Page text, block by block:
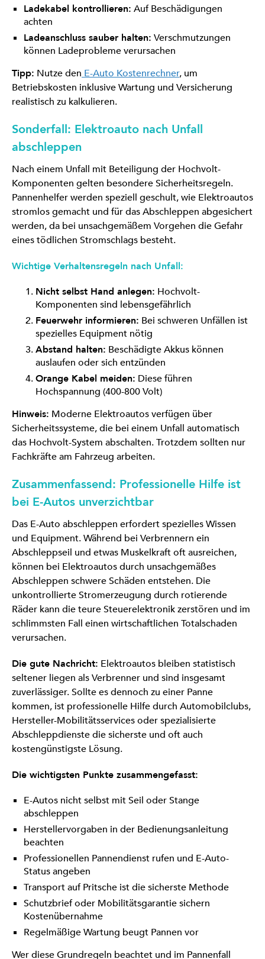
Ladekabel kontrollieren: Auf Beschädigungen
achten
Ladeanschluss sauber halten: Verschmutzungen
können Ladeprobleme verursachen
Tipp: Nutze den E-Auto Kostenrechner, um
Betriebskosten inklusive Wartung und Versicherung
realistisch zu kalkulieren.
Sonderfall: Elektroauto nach Unfall
abschleppen
Nach einem Unfall mit Beteiligung der Hochvolt-
Komponenten gelten besondere Sicherheitsregeln.
Pannenhelfer werden speziell geschult, wie Elektroautos
stromlos gemacht und für das Abschleppen abgesichert
werden, da bei unsachgemäßem Vorgehen die Gefahr
eines tödlichen Stromschlags besteht.
Wichtige Verhaltensregeln nach Unfall:
Nicht selbst Hand anlegen: Hochvolt-
Komponenten sind lebensgefährlich
Feuerwehr informieren: Bei schweren Unfällen ist
spezielles Equipment nötig
Abstand halten: Beschädigte Akkus können
auslaufen oder sich entzünden
Orange Kabel meiden: Diese führen
Hochspannung (400-800 Volt)
Hinweis: Moderne Elektroautos verfügen über
Sicherheitssysteme, die bei einem Unfall automatisch
das Hochvolt-System abschalten. Trotzdem sollten nur
Fachkräfte am Fahrzeug arbeiten.
Zusammenfassend: Professionelle Hilfe ist
bei E-Autos unverzichtbar
Das E-Auto abschleppen erfordert spezielles Wissen
und Equipment. Während bei Verbrennern ein
Abschleppseil und etwas Muskelkraft oft ausreichen,
können bei Elektroautos durch unsachgemäßes
Abschleppen schwere Schäden entstehen. Die
unkontrollierte Stromerzeugung durch rotierende
Räder kann die teure Steuerelektronik zerstören und im
schlimmsten Fall einen wirtschaftlichen Totalschaden
verursachen.
Die gute Nachricht: Elektroautos bleiben statistisch
seltener liegen als Verbrenner und sind insgesamt
zuverlässiger. Sollte es dennoch zu einer Panne
kommen, ist professionelle Hilfe durch Automobilclubs,
Hersteller-Mobilitätsservices oder spezialisierte
Abschleppdienste die sicherste und oft auch
kostengünstigste Lösung.
Die wichtigsten Punkte zusammengefasst:
E-Autos nicht selbst mit Seil oder Stange
abschleppen
Herstellervorgaben in der Bedienungsanleitung
beachten
Professionellen Pannendienst rufen und E-Auto-
Status angeben
Transport auf Pritsche ist die sicherste Methode
Schutzbrief oder Mobilitätsgarantie sichern
Kostenübernahme
Regelmäßige Wartung beugt Pannen vor
Wer diese Grundregeln beachtet und im Pannenfall